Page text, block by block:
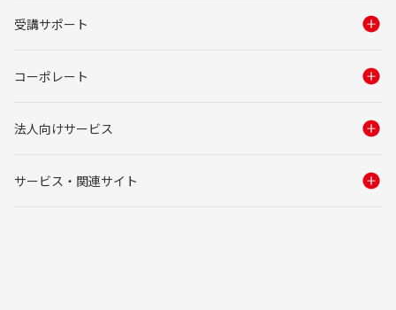
受講サポート
コーポレート
法人向けサービス
サービス・関連サイト